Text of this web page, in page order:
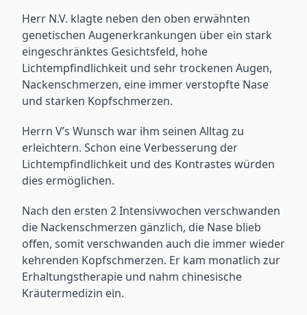
Herr N.V. klagte neben den oben erwähnten
genetischen Augenerkrankungen über ein stark
eingeschränktes Gesichtsfeld, hohe
Lichtempfindlichkeit und sehr trockenen Augen,
Nackenschmerzen, eine immer verstopfte Nase
und starken Kopfschmerzen.
Herrn V’s Wunsch war ihm seinen Alltag zu
erleichtern. Schon eine Verbesserung der
Lichtempfindlichkeit und des Kontrastes würden
dies ermöglichen.
Nach den ersten 2 Intensivwochen verschwanden
die Nackenschmerzen gänzlich, die Nase blieb
offen, somit verschwanden auch die immer wieder
kehrenden Kopfschmerzen. Er kam monatlich zur
Erhaltungstherapie und nahm chinesische
Kräutermedizin ein.